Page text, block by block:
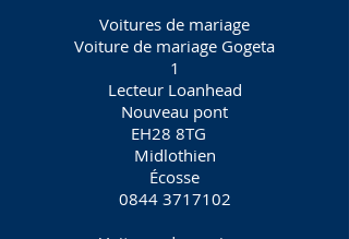
Voitures de mariage
Voiture de mariage Gogeta
1
Lecteur Loanhead
Nouveau pont
EH28 8TG
Midlothien
Écosse
0844 3717102